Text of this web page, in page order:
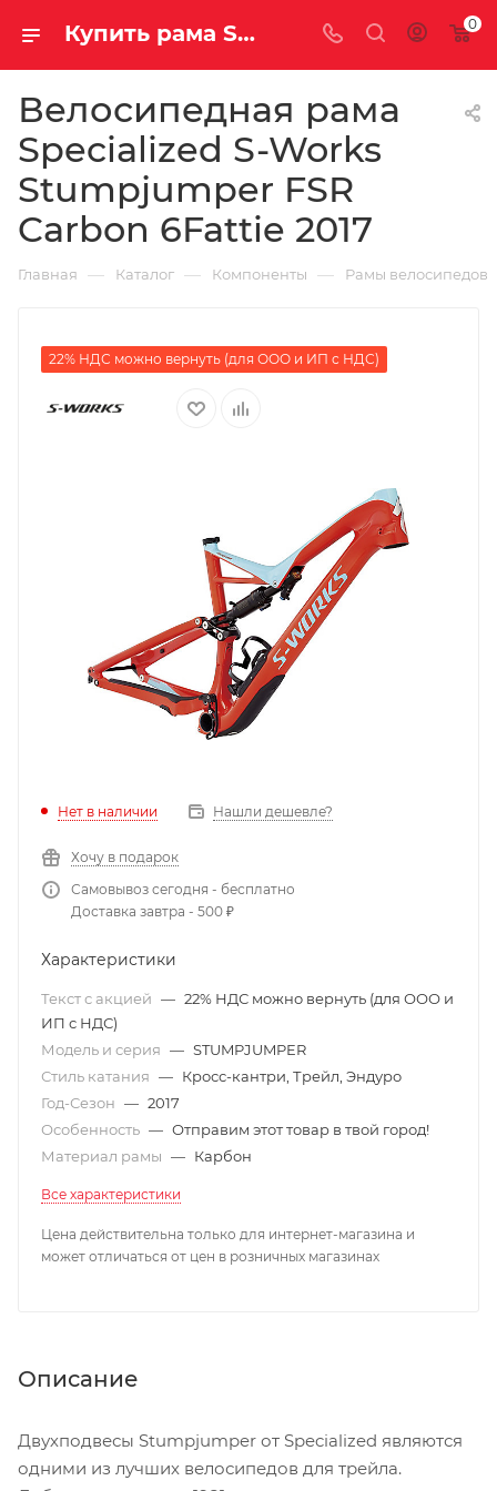
Купить рама Specialized S-Works Stumpjumper FSR Carbon 6Fattie 2017 на колеса 27.5+ за 956890.00000000 руб. вес грамм в Саратове и Энгельсе 0
Велосипедная рама
Specialized S-Works
Stumpjumper FSR
Carbon 6Fattie 2017
Главная — Каталог — Компоненты — Рамы велосипедов
22% НДС можно вернуть (для ООО и ИП с НДС)
Нет в наличии Нашли дешевле?
Хочу в подарок
Самовывоз сегодня - бесплатно
Доставка завтра - 500 ₽
Характеристики
Текст с акцией — 22% НДС можно вернуть (для ООО и
ИП с НДС)
Модель и серия — STUMPJUMPER
Стиль катания — Кросс-кантри, Трейл, Эндуро
Год-Сезон — 2017
Особенность — Отправим этот товар в твой город!
Материал рамы — Карбон
Все характеристики
Цена действительна только для интернет-магазина и
может отличаться от цен в розничных магазинах
Описание
Двухподвесы Stumpjumper от Specialized являются
одними из лучших велосипедов для трейла.